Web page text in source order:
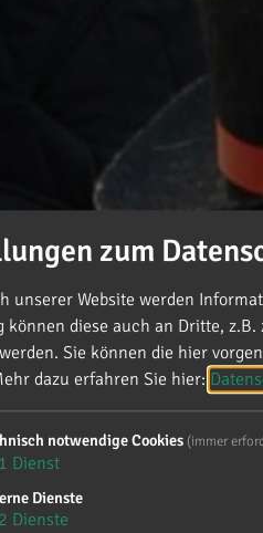
zum
unserer Website werden
können diese auch an Dritte,
Sie können die hier
dazu erfahren Sie hier:
notwendige Cookies (immer
1 Dienst
Dienste
2 Dienste